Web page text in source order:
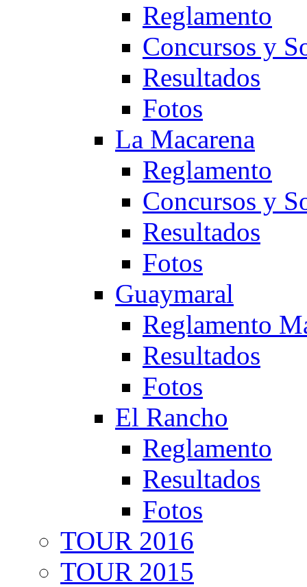
Reglamento
Concursos y
Resultados
Fotos
La Macarena
Reglamento
Concursos y
Resultados
Fotos
Guaymaral
Reglamento
Resultados
Fotos
El Rancho
Reglamento
Resultados
Fotos
TOUR 2016
TOUR 2015